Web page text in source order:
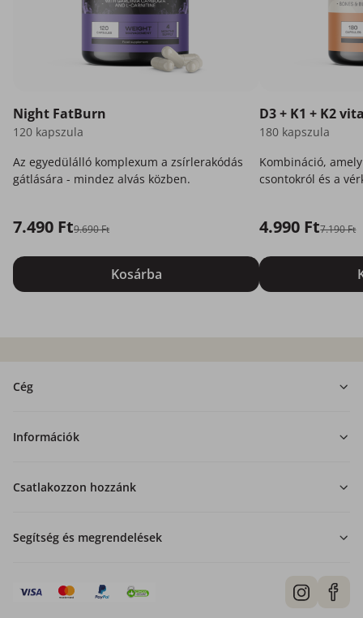
Night FatBurn
120 kapszula
Az egyedülálló komplexum a zsírlerakódás
gátlására - mindez alvás közben.
7.490 Ft9.690 Ft
Kosárba
D3 + K1 + K2
180 kapszula
Kombináció,
csontokról és a
4.990 Ft7.190 Ft
Cég
Információk
Csatlakozzon hozzánk
Segítség és megrendelések